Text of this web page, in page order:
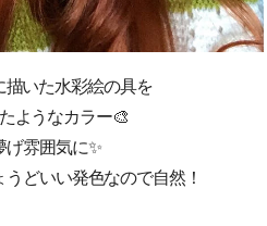
描いた水彩絵の具を
ようなカラー🎨
げ雰囲気に✨
どいい発色なので自然！